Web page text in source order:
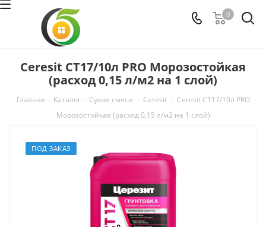
0
Ceresit CT17/10л PRO Морозостойкая
(расход 0,15 л/м2 на 1 слой)
Главная - Каталог - Сухие смеси - Ceresit - Ceresit CT17/10л PRO
Морозостойкая (расход 0,15 л/м2 на 1 слой)
ПОД ЗАКАЗ